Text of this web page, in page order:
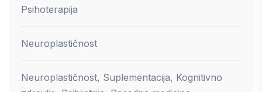
Psihoterapija
Neuroplastičnost
Neuroplastičnost, Suplementacija, Kognitivno